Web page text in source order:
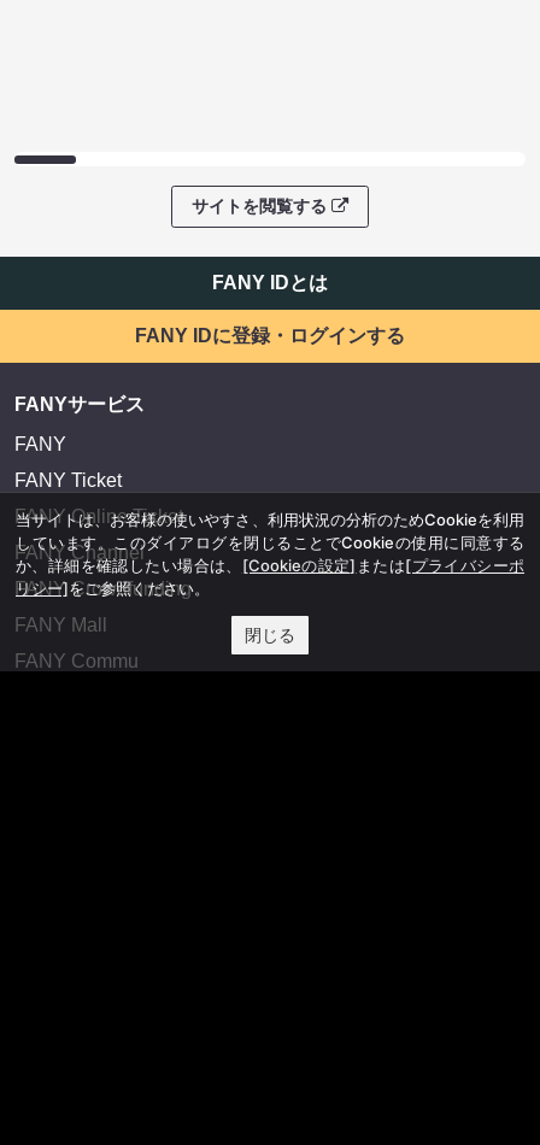
サイトを閲覧する
FANY IDとは
FANY IDに登録・ログインする
FANYサービス
FANY
FANY Ticket
FANY Online Ticket
FANY Channel
FANY Crowdfunding
FANY Mall
FANY Commu
当サイトは、お客様の使いやすさ、利用状況の分析のためCookieを利用
しています。このダイアログを閉じることでCookieの使用に同意する
か、詳細を確認したい場合は、 [Cookieの設定] または[プライバシーポ
リシー]をご参照ください。
閉じる